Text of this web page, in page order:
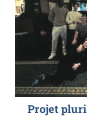
Projet